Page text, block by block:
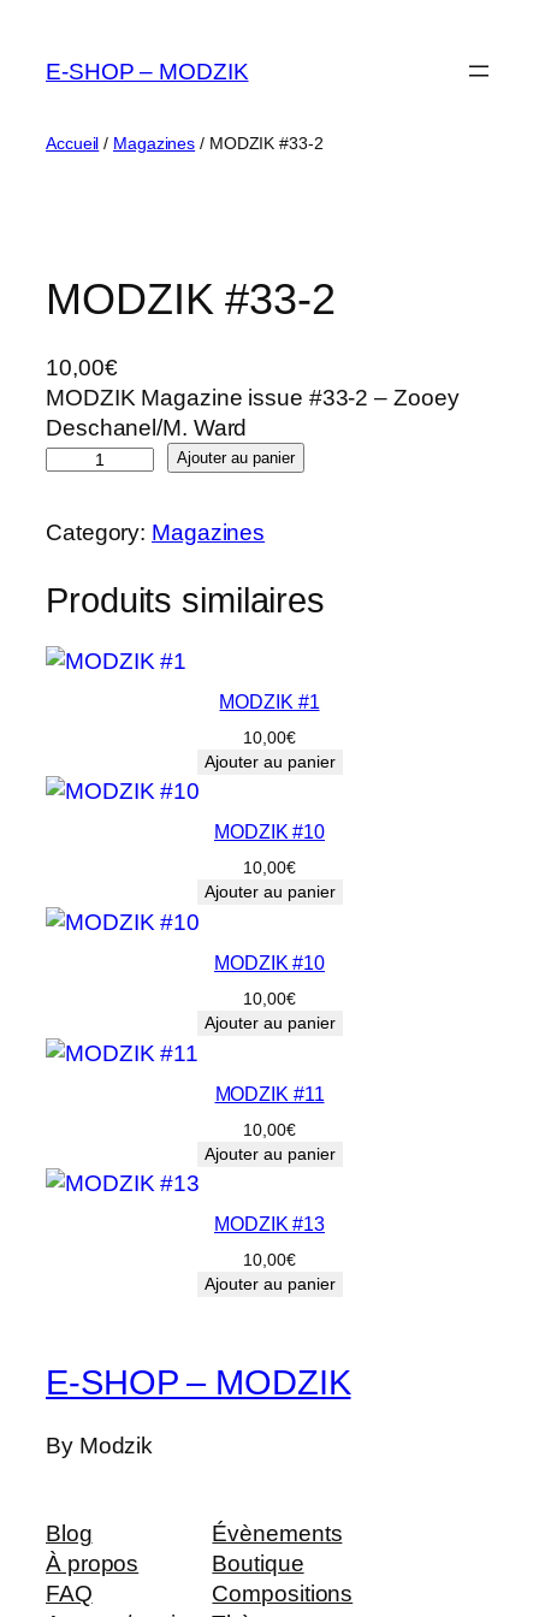
contenu
E-SHOP – MODZIK
Accueil / Magazines / MODZIK #33-2
MODZIK #33-2
10,00€
MODZIK Magazine issue #33-2 – Zooey
Deschanel/M. Ward
q
n
i
é
O
K
2
Ajouter au panier
Category: Magazines
Produits similaires
MODZIK #1
10,00€
Ajouter au panier
MODZIK #10
10,00€
Ajouter au panier
MODZIK #10
10,00€
Ajouter au panier
MODZIK #11
10,00€
Ajouter au panier
MODZIK #13
10,00€
Ajouter au panier
E-SHOP – MODZIK
By Modzik
Blog
À propos
FAQ
Évènements
Boutique
Compositions